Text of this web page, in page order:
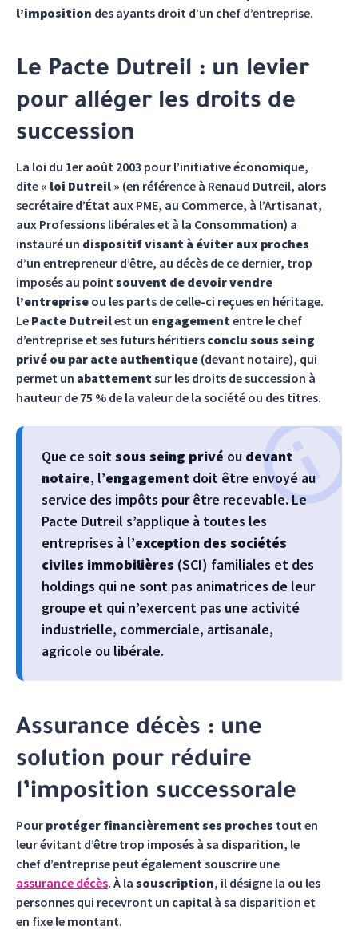
l’imposition des ayants droit d’un chef d’entreprise.
Le Pacte Dutreil : un levier
pour alléger les droits de
succession
La loi du 1er août 2003 pour l’initiative économique,
dite « loi Dutreil » (en référence à Renaud Dutreil, alors
secrétaire d’État aux PME, au Commerce, à l’Artisanat,
aux Professions libérales et à la Consommation) a
instauré un dispositif visant à éviter aux proches
d’un entrepreneur d’être, au décès de ce dernier, trop
imposés au pointsouvent de devoir vendre
l’entreprise ou les parts de celle-ci reçues en héritage.
Le Pacte Dutreilest un engagemententre le chef
d’entreprise et ses futurs héritiers conclu sous seing
privé ou par acte authentique (devant notaire), qui
permet un abattementsur les droits de succession à
hauteur de 75 % de la valeur de la société ou des titres.
Que ce soitsous seing privé ou devant
notaire, l’engagement doit être envoyé au
service des impôts pour être recevable. Le
Pacte Dutreil s’applique à toutes les
entreprises à l’exception des sociétés
civiles immobilières (SCI) familiales et des
holdings qui ne sont pas animatrices de leur
groupe et qui n’exercent pas une activité
industrielle, commerciale, artisanale,
agricole ou libérale.
Assurance décès : une
solution pour réduire
l’imposition successorale
Pour protéger financièrement ses proches tout en
leur évitant d’être trop imposés à sa disparition, le
chef d’entreprise peut également souscrire une
assurance décès. À la souscription, il désigne la ou les
personnes qui recevront un capital à sa disparition et
en fixe le montant.